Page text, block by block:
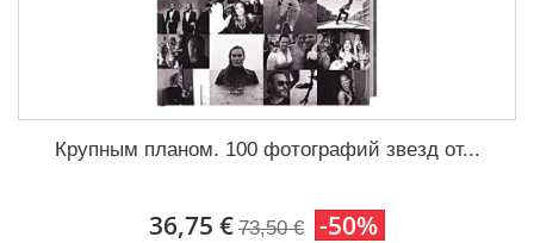
Крупным планом. 100 фотографий звезд от...
36,75 € 73,50 € -50%